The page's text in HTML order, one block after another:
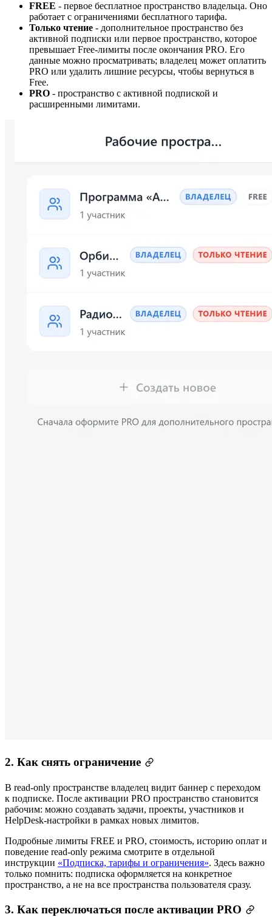
FREE - первое бесплатное пространство владельца. Оно
работает с ограничениями бесплатного тарифа.
Только чтение - дополнительное пространство без
активной подписки или первое пространство, которое
превышает Free-лимиты после окончания PRO. Его
данные можно просматривать; владелец может оплатить
PRO или удалить лишние ресурсы, чтобы вернуться в
Free.
PRO - пространство с активной подпиской и
расширенными лимитами.
2. Как снять ограничение
В read-only пространстве владелец видит баннер с переходом
к подписке. После активации PRO пространство становится
рабочим: можно создавать задачи, проекты, участников и
HelpDesk-настройки в рамках новых лимитов.
Подробные лимиты FREE и PRO, стоимость, историю оплат и
поведение read-only режима смотрите в отдельной
инструкции «Подписка, тарифы и ограничения». Здесь важно
только помнить: подписка оформляется на конкретное
пространство, а не на все пространства пользователя сразу.
3. Как переключаться после активации PRO